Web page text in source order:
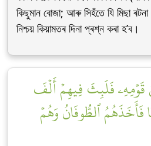
কিছুমান বোজা; আৰু সিহঁতে যি মিছা
নিশ্চয় কিয়ামতৰ দিনা প্ৰশ্ন কৰা হ’ব।
قَوۡمِهِۦ فَلَبِثَ فِيهِمۡ أَلۡفَ
فَأَخَذَهُمُ ٱلطُّوفَانُ وَهُمۡ